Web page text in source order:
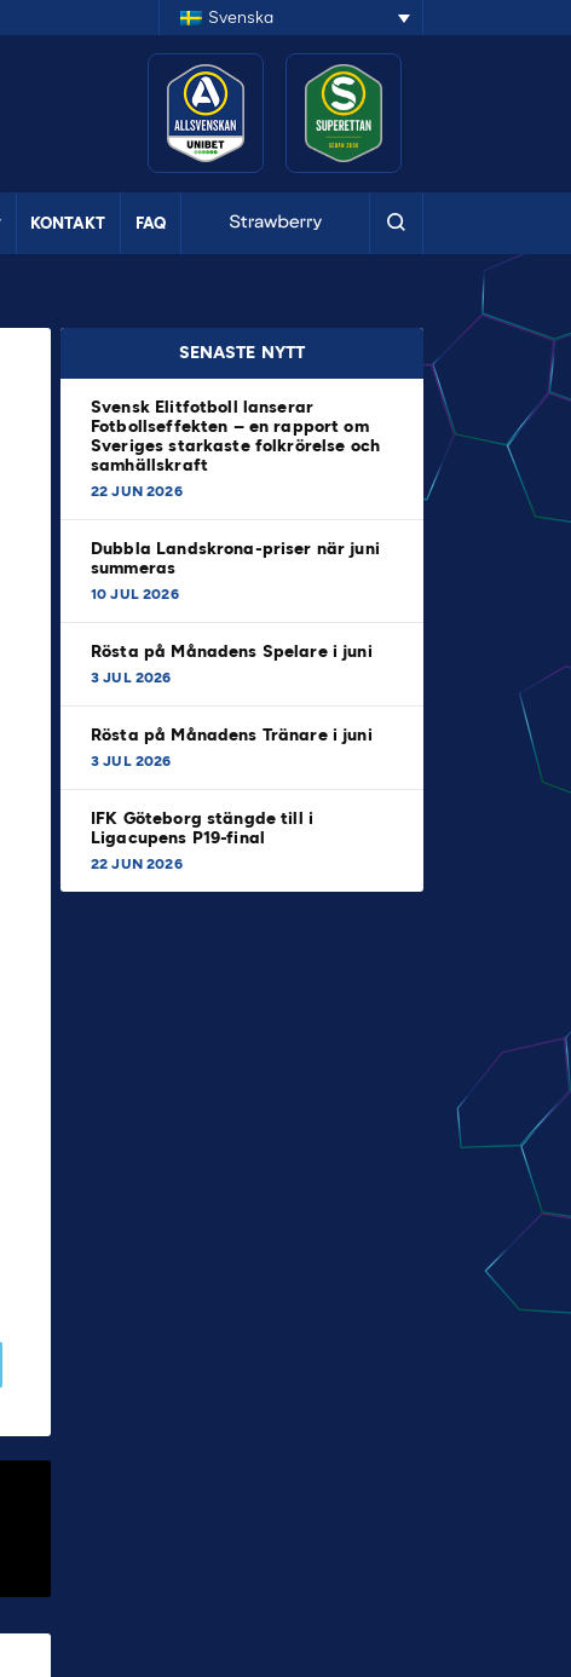
Svenska
KONTAKT FAQ
SENASTE NYTT
Svensk Elitfotboll lanserar
Fotbollseffekten – en rapport om
Sveriges starkaste folkrörelse och
samhällskraft
22 JUN 2026
Dubbla Landskrona-priser när juni
summeras
10 JUL 2026
Rösta på Månadens Spelare i juni
3 JUL 2026
Rösta på Månadens Tränare i juni
3 JUL 2026
IFK Göteborg stängde till i
Ligacupens P19-final
22 JUN 2026